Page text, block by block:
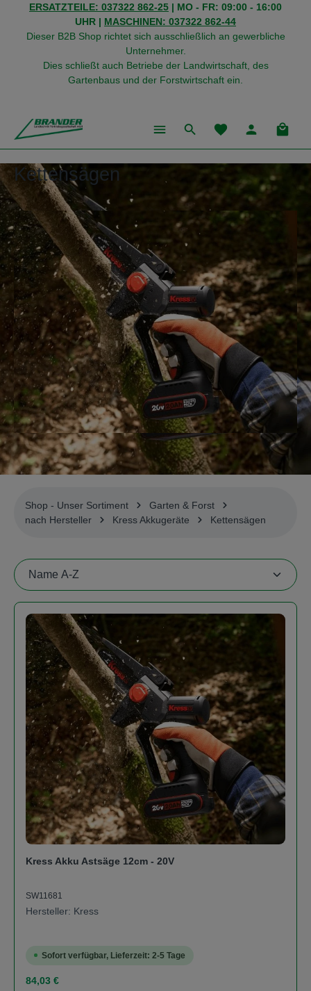
springen
ERSATZTEILE: 037322 862-25 | MO - FR: 09:00 - 16:00
UHR | MASCHINEN: 037322 862-44
Dieser B2B Shop richtet sich ausschließlich an gewerbliche
Unternehmer.
Dies schließt auch Betriebe der Landwirtschaft, des
Gartenbaus und der Forstwirtschaft ein.
Du hast 0
Kettensägen
Shop - Unser Sortiment
Garten & Forst
nach Hersteller
Kress Akkugeräte Kettensägen
Kress Akku Astsäge 12cm - 20V
SW11681
Hersteller: Kress
Sofort verfügbar, Lieferzeit: 2-5 Tage
Regulärer Preis:
84,03 €